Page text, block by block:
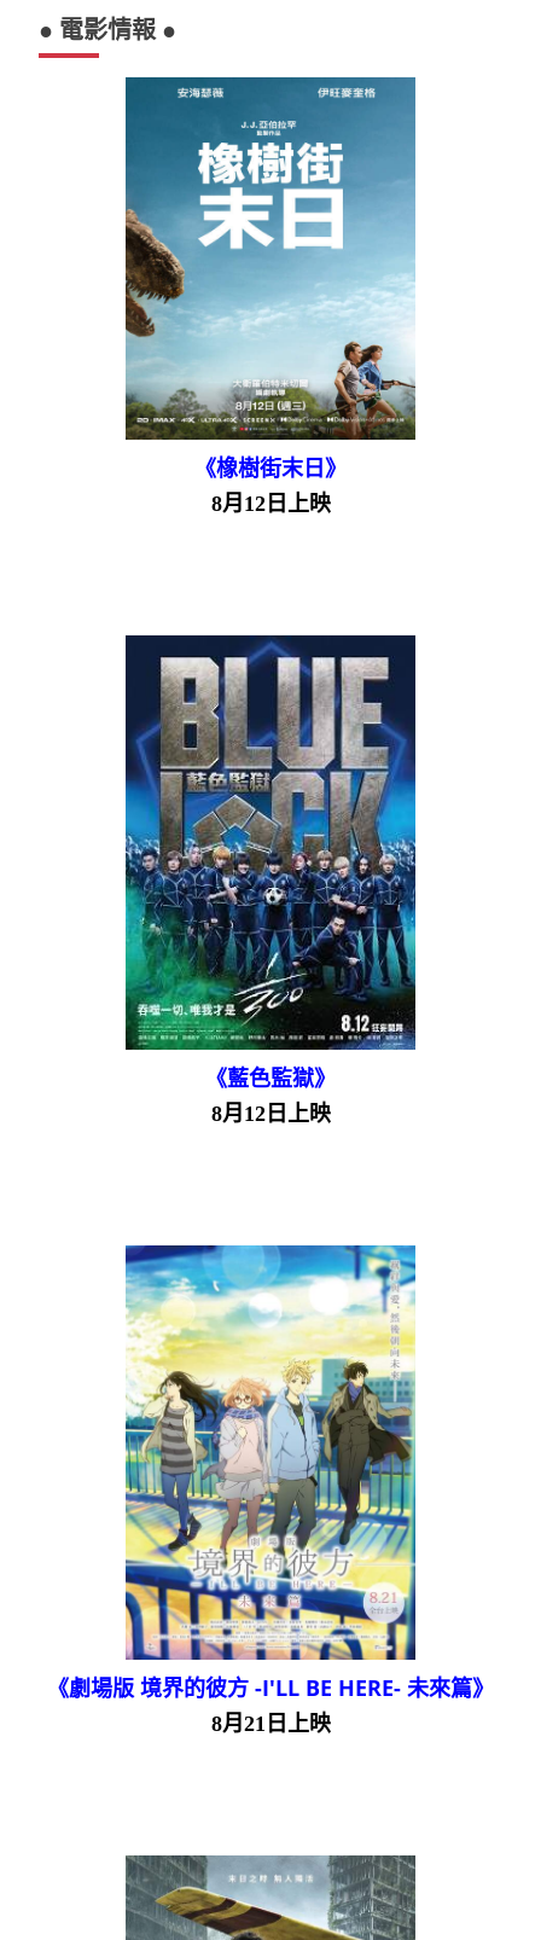
● 電影情報 ●
《橡樹街末日》
8月12日上映
《藍色監獄》
8月12日上映
《劇場版 境界的彼方 -I'LL BE HERE- 未來篇》
8月21日上映